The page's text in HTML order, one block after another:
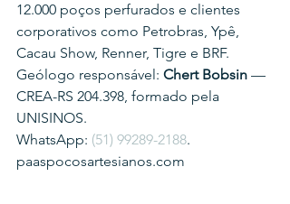
12.000 poços perfurados e clientes
corporativos como Petrobras, Ypê,
Cacau Show, Renner, Tigre e BRF.
Geólogo responsável: Chert Bobsin —
CREA-RS 204.398, formado pela
UNISINOS.
WhatsApp: (51) 99289-2188.
paaspocosartesianos.com